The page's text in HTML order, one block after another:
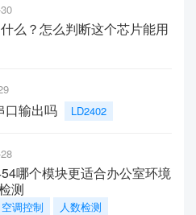
么？怎么判断这个芯片能用
口输出吗 LD2402
哪个模块更适合办公室环境
测
空调控制 人数检测